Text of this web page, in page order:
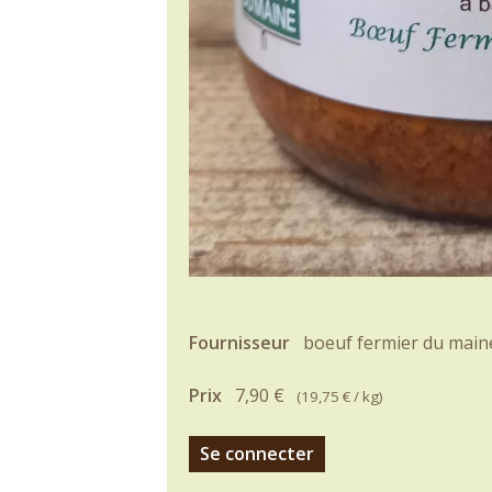
Fournisseur boeuf fermier du
Prix 7,90 € (19,75 €/ kg)
Se connecter